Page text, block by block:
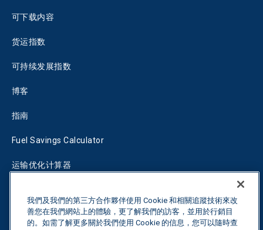
可下载内容
货运指数
可持续发展指数
博客
指南
Fuel Savings Calculator
运输优化计算器
联系我们
我們及我們的第三方合作夥伴使用 Cookie 和相關追蹤技術來改
善您在我們網站上的體驗，更了解我們的訪客，並用於行銷目
的。如需了解更多關於我們使用 Cookie 的信息，您可以隨時查